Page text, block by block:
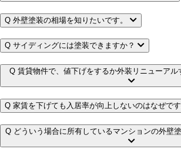
Q 外壁塗装の相場を知りたいです。
Q サイディングには塗装できますか？
Q 賃貸物件で、値下げをするか外装リニューアル
Q 家賃を下げても入居率が向上しないのはなぜです
Q どういう場合に所有しているマンションの外壁